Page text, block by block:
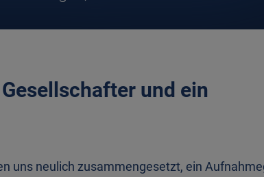
und ein
uns neulich zusammengesetzt, ein